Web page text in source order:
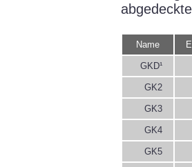
Name
GKD¹
GK2
GK3
GK4
GK5